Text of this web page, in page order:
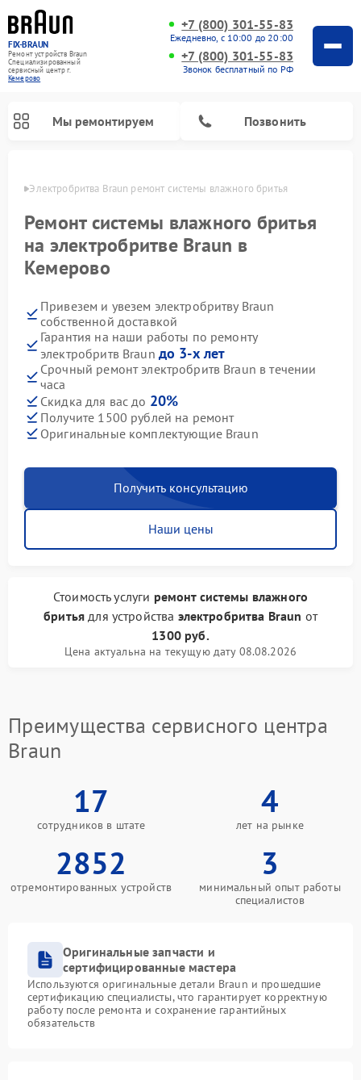
FIX-BRAUN
Ремонт устройств Braun
Специализированный
cервисный центр г.
Кемерово
+7 (800) 301-55-83
Ежедневно, с 10:00 до 20:00
+7 (800) 301-55-83
Звонок бесплатный по РФ
Мы ремонтируем Позвонить
Электробритва Braun ремонт системы влажного бритья
Ремонт системы влажного бритья
на электробритве Braun в
Кемерово
Привезем и увезем электробритву Braun
собственной доставкой
Гарантия на наши работы по ремонту
электробритв Braun до 3-х лет
Срочный ремонт электробритв Braun в течении
часа
Скидка для вас до 20%
Получите 1500 рублей на ремонт
Оригинальные комплектующие Braun
Получить консультацию
Наши цены
Стоимость услуги ремонт системы влажного
бритья для устройства электробритва Braun от
1300 руб.
Цена актуальна на текущую дату 08.08.2026
Преимущества сервисного центра
Braun
17
сотрудников в штате
4
лет на рынке
2852
отремонтированных устройств
3
минимальный опыт работы
специалистов
Оригинальные запчасти и
сертифицированные мастера
Используются оригинальные детали Braun и прошедшие
сертификацию специалисты, что гарантирует корректную
работу после ремонта и сохранение гарантийных
обязательств